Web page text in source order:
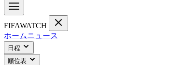
FIFAWATCH
ホームニュース
日程
順位表